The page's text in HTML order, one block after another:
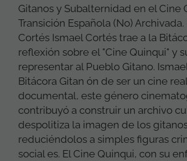
Gitanos y Subalternidad en el Cine
Transición Española (No)
Cortés Ismael Cortés trae a la
reflexión sobre el "Cine Quinqui" y
representar al Pueblo Gitano.
Bitácora Gitan ón de ser un cine
documental, este género
contribuyó a construir un archivo
despolitiza la imagen de los
reduciéndolos a simples figuras
social es. El Cine Quinqui, con su